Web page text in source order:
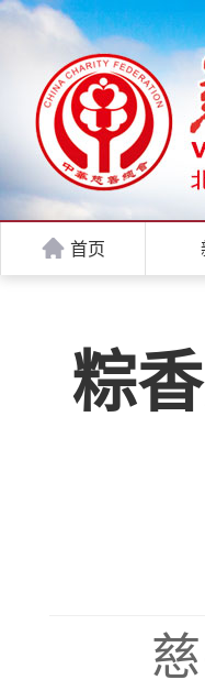
首页
粽